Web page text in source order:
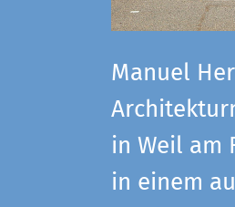
Manuel
in Weil am
in einem